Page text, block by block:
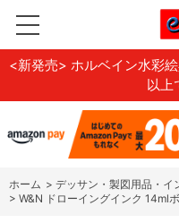
<新発売> ホルベイン水彩
以上
ホーム > デッサン・製図用品・イ
> W&N ドローイングインク 14ml